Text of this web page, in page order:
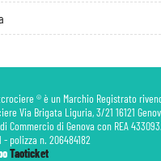
® è un Marchio Registrato
Via Brigata Liguria, 3/21 16121
Commercio di Genova con REA
polizza n. 206484182
Taoticket